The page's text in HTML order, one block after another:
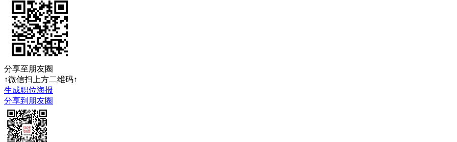
分享至朋友圈
↑微信扫上方二维码↑
生成职位海报
分享到朋友圈